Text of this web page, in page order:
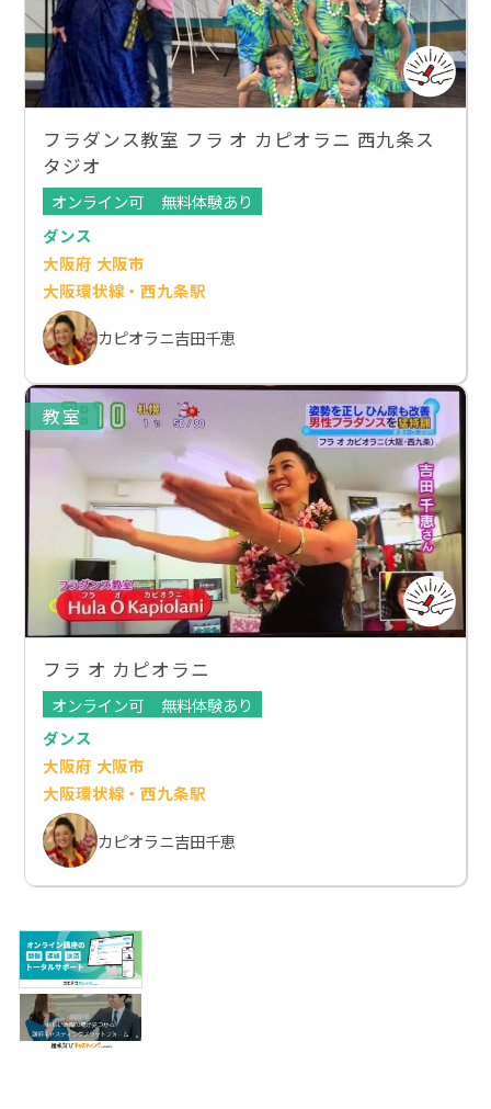
フラダンス教室 フラ オ カピオラニ 西九条ス
タジオ
オンライン可
無料体験あり
ダンス
大阪府 大阪市
大阪環状線・西九条駅
カピオラニ吉田千恵
教室
フラ オ カピオラニ
オンライン可
無料体験あり
ダンス
大阪府 大阪市
大阪環状線・西九条駅
カピオラニ吉田千恵